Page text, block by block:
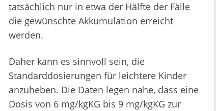
tatsächlich nur in etwa der Hälfte der Fälle
die gewünschte Akkumulation erreicht
werden.
Daher kann es sinnvoll sein, die
Standarddosierungen für leichtere Kinder
anzuheben. Die Daten legen nahe, dass eine
Dosis von 6 mg/kgKG bis 9 mg/kgKG zur